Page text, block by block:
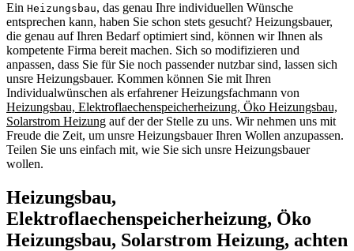
Ein Heizungsbau, das genau Ihre individuellen Wünsche
entsprechen kann, haben Sie schon stets gesucht? Heizungsbauer,
die genau auf Ihren Bedarf optimiert sind, können wir Ihnen als
kompetente Firma bereit machen. Sich so modifizieren und
anpassen, dass Sie für Sie noch passender nutzbar sind, lassen sich
unsre Heizungsbauer. Kommen können Sie mit Ihren
Individualwünschen als erfahrener Heizungsfachmann von
Heizungsbau, Elektroflaechenspeicherheizung, Öko Heizungsbau,
Solarstrom Heizung auf der der Stelle zu uns. Wir nehmen uns mit
Freude die Zeit, um unsre Heizungsbauer Ihren Wollen anzupassen.
Teilen Sie uns einfach mit, wie Sie sich unsre Heizungsbauer
wollen.
Heizungsbau,
Elektroflaechenspeicherheizung, Öko
Heizungsbau, Solarstrom Heizung, achten